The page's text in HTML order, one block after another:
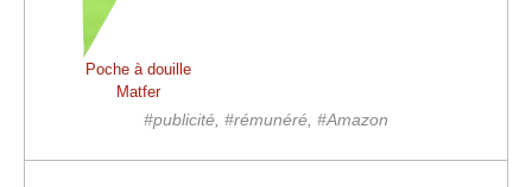
Poche à douille
Matfer
#publicité, #rémunéré, #Amazon